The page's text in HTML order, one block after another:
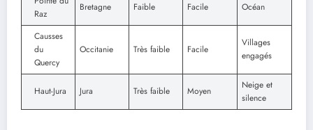
Raz
Bretagne Faible Facile Océan
Causses
du
Quercy
Occitanie Très faible Facile
Villages
engagés
Haut-Jura Jura Très faible Moyen
Neige et
silence